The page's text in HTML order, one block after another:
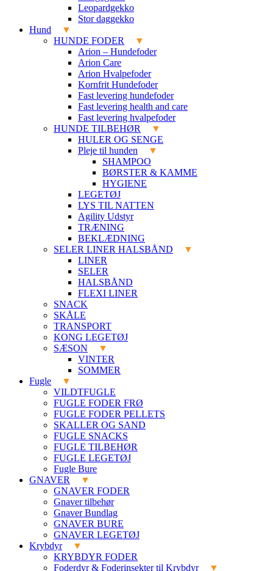
Leopardgekko
Stor daggekko
Hund
HUNDE FODER
Arion – Hundefoder
Arion Care
Arion Hvalpefoder
Kornfrit Hundefoder
Fast levering hundefoder
Fast levering health and care
Fast levering hvalpefoder
HUNDE TILBEHØR
HULER OG SENGE
Pleje til hunden
SHAMPOO
BØRSTER & KAMME
HYGIENE
LEGETØJ
LYS TIL NATTEN
Agility Udstyr
TRÆNING
BEKLÆDNING
SELER LINER HALSBÅND
LINER
SELER
HALSBÅND
FLEXI LINER
SNACK
SKÅLE
TRANSPORT
KONG LEGETØJ
SÆSON
VINTER
SOMMER
Fugle
VILDTFUGLE
FUGLE FODER FRØ
FUGLE FODER PELLETS
SKALLER OG SAND
FUGLE SNACKS
FUGLE TILBEHØR
FUGLE LEGETØJ
Fugle Bure
GNAVER
GNAVER FODER
Gnaver tilbehør
Gnaver Bundlag
GNAVER BURE
GNAVER LEGETØJ
Krybdyr
KRYBDYR FODER
Foderdyr & Foderinsekter til Krybdyr